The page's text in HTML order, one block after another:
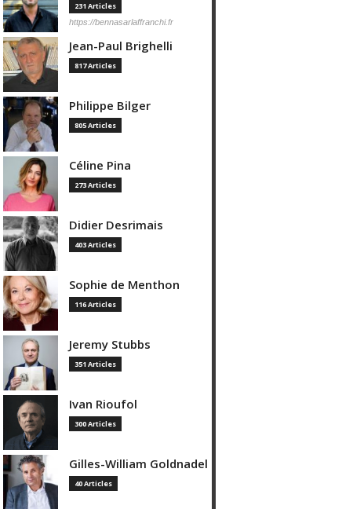
231 Articles
https://bennasarlaffranchi.fr
Jean-Paul Brighelli
817 Articles
Philippe Bilger
805 Articles
Céline Pina
273 Articles
Didier Desrimais
403 Articles
Sophie de Menthon
116 Articles
Jeremy Stubbs
351 Articles
Ivan Rioufol
300 Articles
Gilles-William Goldnadel
40 Articles